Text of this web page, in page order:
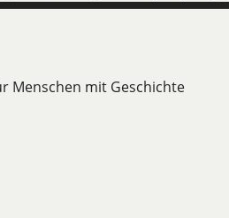
Menschen mit Geschichte